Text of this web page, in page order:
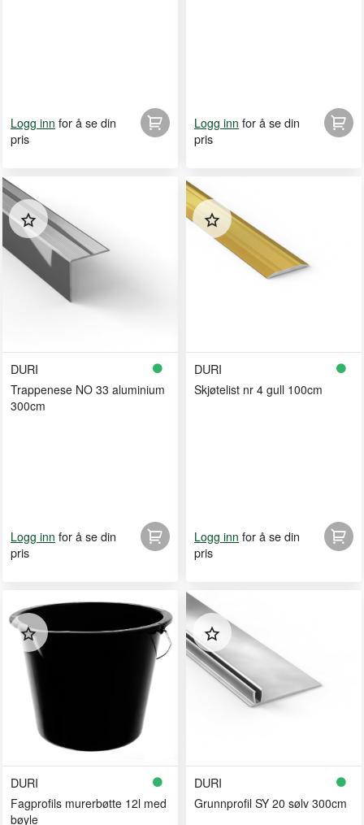
Logg inn for å se din
pris
Logg inn for å se din
pris
DURI
Trappenese NO 33 aluminium
300cm
Logg inn for å se din
pris
DURI
Skjøtelist nr 4 gull 100cm
Logg inn for å se din
pris
DURI
Fagprofils murerbøtte 12l med
bøyle
DURI
Grunnprofil SY 20 sølv 300cm